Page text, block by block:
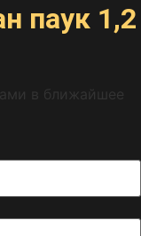
паук 1,2
в ближайшее